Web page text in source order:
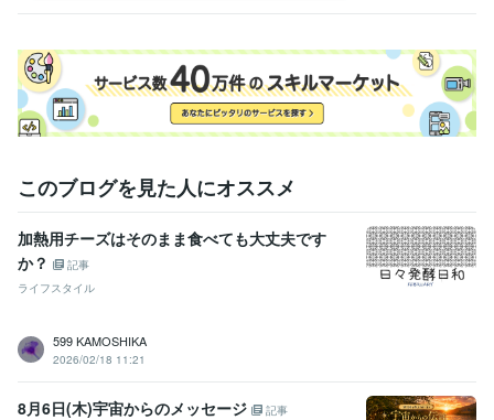
住まい・美容・生活相談
発酵食品など菌の話とことん語り、答えま
食生活
このブログを見た人にオススメ
加熱用チーズはそのまま食べても大丈夫です
か？
記事
ライフスタイル
599 KAMOSHIKA
2026/02/18 11:21
8月6日(木)宇宙からのメッセージ
記事